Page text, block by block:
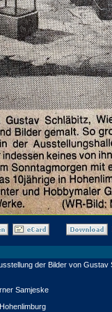
der Bilder von Gustav
Samjeske